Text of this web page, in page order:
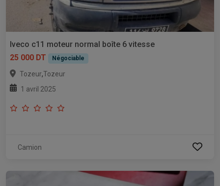
Iveco c11 moteur normal boîte 6 vitesse
25 000 DT
Négociable
Tozeur,Tozeur
1 avril 2025
Camion